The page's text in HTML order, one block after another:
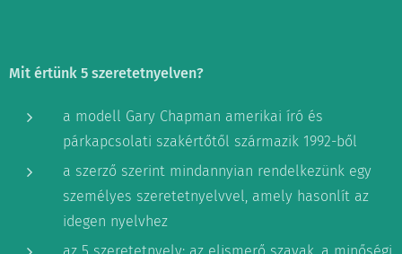
Mit értünk 5 szeretetnyelven?
a modell Gary Chapman amerikai író és
párkapcsolati szakértőtől származik 1992-ből
a szerző szerint mindannyian rendelkezünk egy
személyes szeretetnyelvvel, amely hasonlít az
idegen nyelvhez